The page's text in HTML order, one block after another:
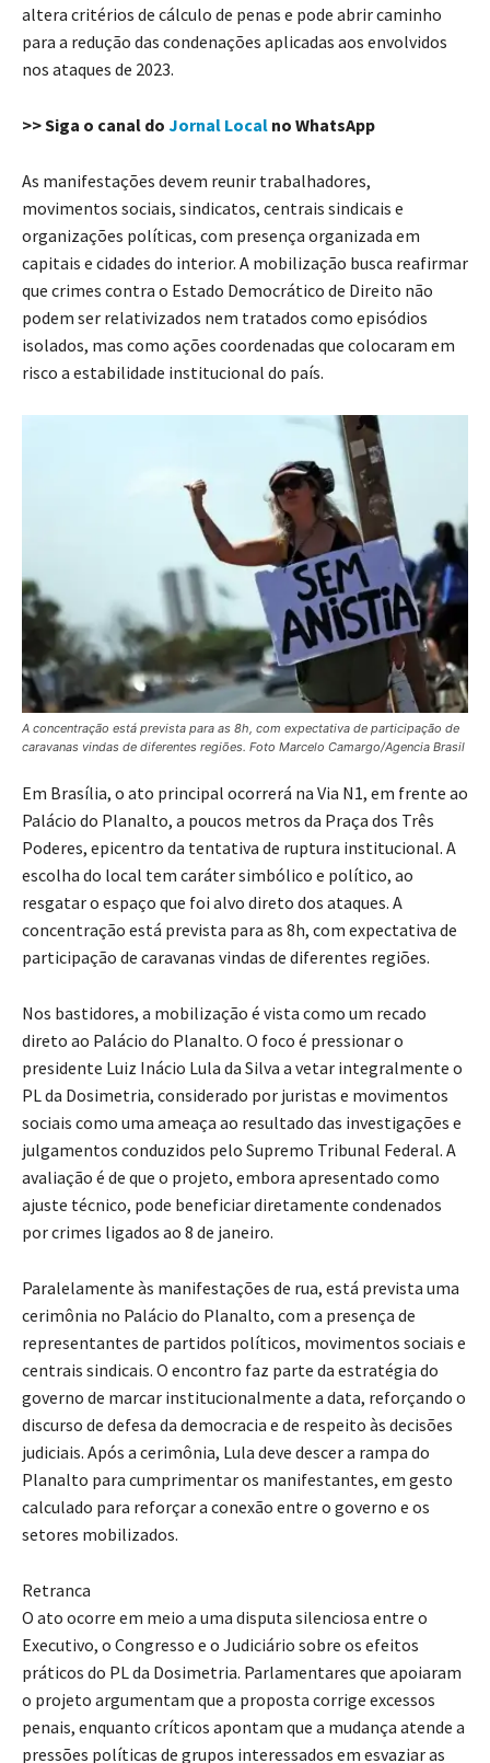
altera critérios de cálculo de penas e pode abrir caminho
para a redução das condenações aplicadas aos envolvidos
nos ataques de 2023.
>> Siga o canal do Jornal Local no WhatsApp
As manifestações devem reunir trabalhadores,
movimentos sociais, sindicatos, centrais sindicais e
organizações políticas, com presença organizada em
capitais e cidades do interior. A mobilização busca reafirmar
que crimes contra o Estado Democrático de Direito não
podem ser relativizados nem tratados como episódios
isolados, mas como ações coordenadas que colocaram em
risco a estabilidade institucional do país.
A concentração está prevista para as 8h, com expectativa de participação de
caravanas vindas de diferentes regiões. Foto Marcelo Camargo/Agencia Brasil
Em Brasília, o ato principal ocorrerá na Via N1, em frente ao
Palácio do Planalto, a poucos metros da Praça dos Três
Poderes, epicentro da tentativa de ruptura institucional. A
escolha do local tem caráter simbólico e político, ao
resgatar o espaço que foi alvo direto dos ataques. A
concentração está prevista para as 8h, com expectativa de
participação de caravanas vindas de diferentes regiões.
Nos bastidores, a mobilização é vista como um recado
direto ao Palácio do Planalto. O foco é pressionar o
presidente Luiz Inácio Lula da Silva a vetar integralmente o
PL da Dosimetria, considerado por juristas e movimentos
sociais como uma ameaça ao resultado das investigações e
julgamentos conduzidos pelo Supremo Tribunal Federal. A
avaliação é de que o projeto, embora apresentado como
ajuste técnico, pode beneficiar diretamente condenados
por crimes ligados ao 8 de janeiro.
Paralelamente às manifestações de rua, está prevista uma
cerimônia no Palácio do Planalto, com a presença de
representantes de partidos políticos, movimentos sociais e
centrais sindicais. O encontro faz parte da estratégia do
governo de marcar institucionalmente a data, reforçando o
discurso de defesa da democracia e de respeito às decisões
judiciais. Após a cerimônia, Lula deve descer a rampa do
Planalto para cumprimentar os manifestantes, em gesto
calculado para reforçar a conexão entre o governo e os
setores mobilizados.
Retranca
O ato ocorre em meio a uma disputa silenciosa entre o
Executivo, o Congresso e o Judiciário sobre os efeitos
práticos do PL da Dosimetria. Parlamentares que apoiaram
o projeto argumentam que a proposta corrige excessos
penais, enquanto críticos apontam que a mudança atende a
pressões políticas de grupos interessados em esvaziar as